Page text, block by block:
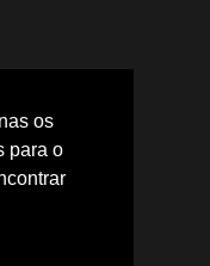
os
para o